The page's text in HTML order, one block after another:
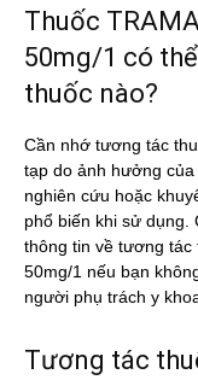
Thuốc
50mg/1 có
thuốc nào?
Cần nhớ tương tác
tạp do ảnh hưởng
nghiên cứu hoặc
phổ biến khi sử dụng.
thông tin về tương tác
50mg/1 nếu bạn
người phụ trách y
Tương tác